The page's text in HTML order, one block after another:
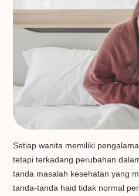
Setiap wanita memiliki
tetapi terkadang perubahan
tanda masalah kesehatan yang
tanda-tanda haid tidak normal